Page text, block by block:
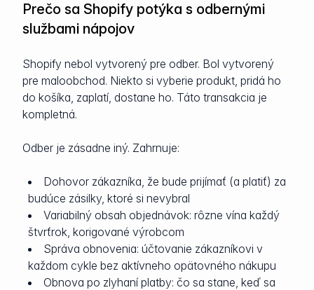
Prečo sa Shopify potýka s odbernými
službami nápojov
Shopify nebol vytvorený pre odber. Bol vytvorený
pre maloobchod. Niekto si vyberie produkt, pridá ho
do košíka, zaplatí, dostane ho. Táto transakcia je
kompletná.
Odber je zásadne iný. Zahrnuje:
Dohovor zákazníka, že bude prijímať (a platiť) za
budúce zásilky, ktoré si nevybral
Variabilný obsah objednávok: rôzne vína každý
štvrťrok, korigované výrobcom
Správa obnovenia: účtovanie zákazníkovi v
každom cykle bez aktívneho opätovného nákupu
Obnova po zlyhaní platby: čo sa stane, keď sa